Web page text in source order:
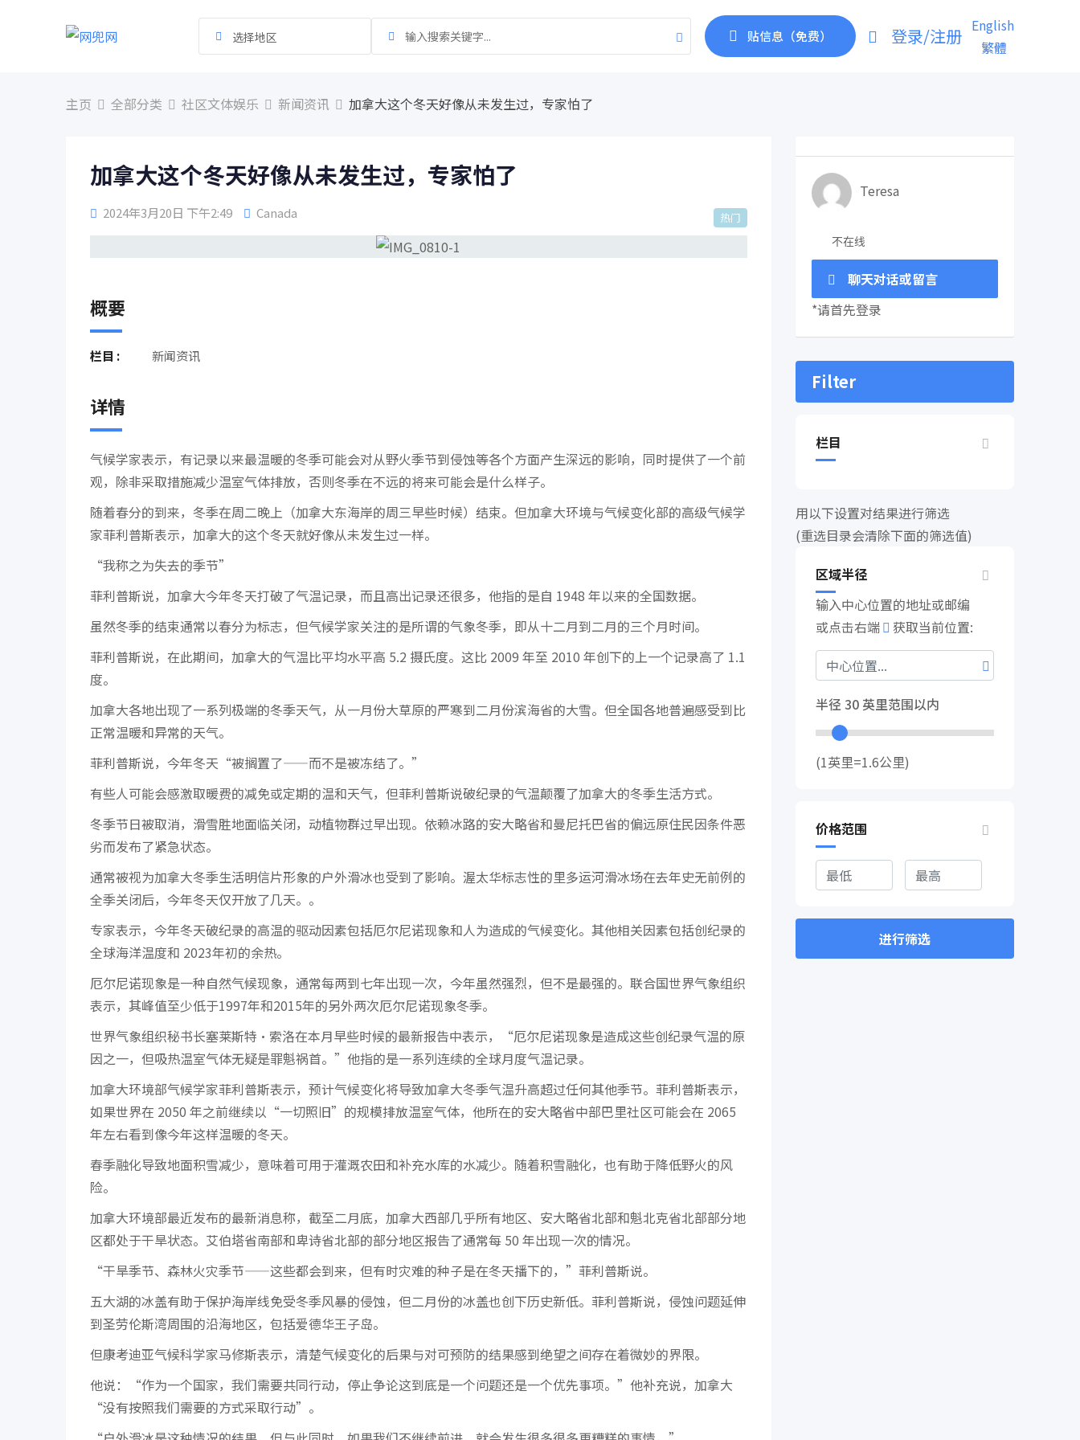
选择地区 贴信息（免费） 登录/注册 English
繁體
主页 全部分类 社区文体娱乐 新闻资讯 加拿大这个冬天好像从未发生过，专家怕了
加拿大这个冬天好像从未发生过，专家怕了
2024年3月20日 下午2:49 Canada 热门
概要
栏目 : 新闻资讯
详情
气候学家表示，有记录以来最温暖的冬季可能会对从野火季节到侵蚀等各个方面产生深远的影响，同时提供了一个前
观，除非采取措施减少温室气体排放，否则冬季在不远的将来可能会是什么样子。
随着春分的到来，冬季在周二晚上（加拿大东海岸的周三早些时候）结束。但加拿大环境与气候变化部的高级气候学
家菲利普斯表示，加拿大的这个冬天就好像从未发生过一样。
“我称之为失去的季节”
菲利普斯说，加拿大今年冬天打破了气温记录，而且高出记录还很多，他指的是自 1948 年以来的全国数据。
虽然冬季的结束通常以春分为标志，但气候学家关注的是所谓的气象冬季，即从十二月到二月的三个月时间。
菲利普斯说，在此期间，加拿大的气温比平均水平高 5.2 摄氏度。这比 2009 年至 2010 年创下的上一个记录高了 1.1
度。
加拿大各地出现了一系列极端的冬季天气，从一月份大草原的严寒到二月份滨海省的大雪。但全国各地普遍感受到比
正常温暖和异常的天气。
菲利普斯说，今年冬天“被搁置了——而不是被冻结了。”
有些人可能会感激取暖费的减免或定期的温和天气，但菲利普斯说破纪录的气温颠覆了加拿大的冬季生活方式。
冬季节日被取消，滑雪胜地面临关闭，动植物群过早出现。依赖冰路的安大略省和曼尼托巴省的偏远原住民因条件恶
劣而发布了紧急状态。
通常被视为加拿大冬季生活明信片形象的户外滑冰也受到了影响。渥太华标志性的里多运河滑冰场在去年史无前例的
全季关闭后，今年冬天仅开放了几天。。
专家表示，今年冬天破纪录的高温的驱动因素包括厄尔尼诺现象和人为造成的气候变化。其他相关因素包括创纪录的
全球海洋温度和 2023年初的余热。
厄尔尼诺现象是一种自然气候现象，通常每两到七年出现一次，今年虽然强烈，但不是最强的。联合国世界气象组织
表示，其峰值至少低于1997年和2015年的另外两次厄尔尼诺现象冬季。
世界气象组织秘书长塞莱斯特·索洛在本月早些时候的最新报告中表示，“厄尔尼诺现象是造成这些创纪录气温的原
因之一，但吸热温室气体无疑是罪魁祸首。”他指的是一系列连续的全球月度气温记录。
加拿大环境部气候学家菲利普斯表示，预计气候变化将导致加拿大冬季气温升高超过任何其他季节。菲利普斯表示，
如果世界在 2050 年之前继续以“一切照旧”的规模排放温室气体，他所在的安大略省中部巴里社区可能会在 2065
年左右看到像今年这样温暖的冬天。
春季融化导致地面积雪减少，意味着可用于灌溉农田和补充水库的水减少。随着积雪融化，也有助于降低野火的风
险。
加拿大环境部最近发布的最新消息称，截至二月底，加拿大西部几乎所有地区、安大略省北部和魁北克省北部部分地
区都处于干旱状态。艾伯塔省南部和卑诗省北部的部分地区报告了通常每 50 年出现一次的情况。
“干旱季节、森林火灾季节——这些都会到来，但有时灾难的种子是在冬天播下的，”菲利普斯说。
五大湖的冰盖有助于保护海岸线免受冬季风暴的侵蚀，但二月份的冰盖也创下历史新低。菲利普斯说，侵蚀问题延伸
到圣劳伦斯湾周围的沿海地区，包括爱德华王子岛。
但康考迪亚气候科学家马修斯表示，清楚气候变化的后果与对可预防的结果感到绝望之间存在着微妙的界限。
他说：“作为一个国家，我们需要共同行动，停止争论这到底是一个问题还是一个优先事项。”他补充说，加拿大
“没有按照我们需要的方式采取行动”。
Teresa
不在线
聊天对话或留言
*请首先登录
Filter
栏目
用以下设置对结果进行筛选
(重选目录会清除下面的筛选值)
区域半径
输入中心位置的地址或邮编
或点击右端
获取当前位置:
半径 30英里范围以内
(1英里=1.6公里)
价格范围
进行筛选